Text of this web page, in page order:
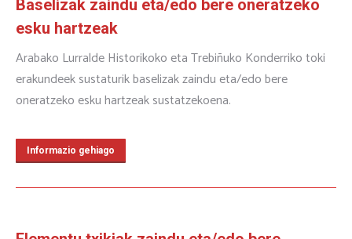
Baselizak zaindu eta/edo bere oneratzeko
esku hartzeak
Arabako Lurralde Historikoko eta Trebiñuko Konderriko toki
erakundeek sustaturik baselizak zaindu eta/edo bere
oneratzeko esku hartzeak sustatzekoena.
Informazio gehiago